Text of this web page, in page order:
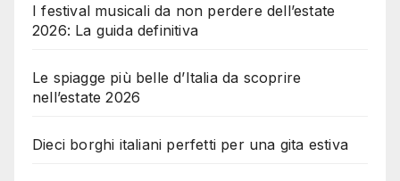
I festival musicali da non perdere dell’estate
2026: La guida definitiva
Le spiagge più belle d’Italia da scoprire
nell’estate 2026
Dieci borghi italiani perfetti per una gita estiva